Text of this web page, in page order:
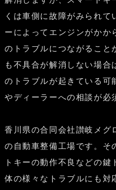
くは車側に故障がみられて
ーによってエンジンがかか
のトラブルにつながること
も不具合が解消しない場合
のトラブルが起きている可
やディーラーへの相談が必
香川県の合同会社讃岐メグ
の自動車整備工場です。そ
トキーの動作不良などの
体の様々なトラブルにも対